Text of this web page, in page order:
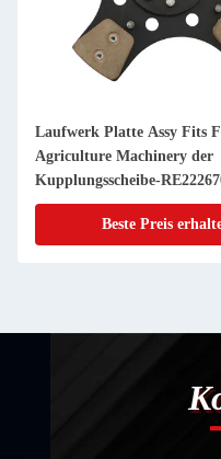
Laufwerk Platte Assy Fits
Agriculture Machinery der
Kupplungsscheibe-
Zoll 20 KEIL
Beste Preis